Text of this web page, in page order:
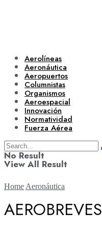
Aerolíneas
Aeronáutica
Aeropuertos
Columnistas
Organismos
Aeroespacial
Innovación
Normatividad
Fuerza Aérea
No Result
View All Result
Home Aeronáutica
AEROBREVES